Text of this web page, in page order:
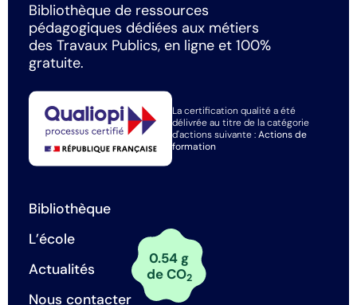
Bibliothèque de ressources
pédagogiques dédiées aux métiers
des Travaux Publics, en ligne et 100%
gratuite.
La certification qualité a été
délivrée au titre de la catégorie
d'actions suivante :Actions de
formation
Bibliothèque
L’école
Actualités
Nous contacter
0.54 g
de CO2